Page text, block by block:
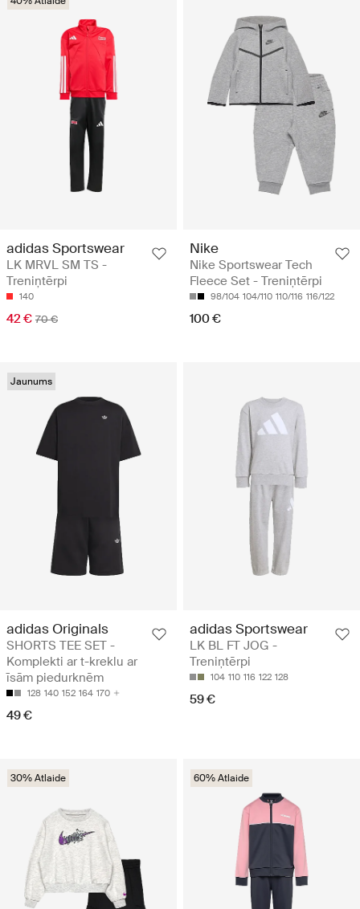
adidas Sportswear
LK MRVL SM TS -
Treniņtērpi
140
42 € 70 €
Nike
Nike Sportswear Tech
Fleece Set - Treniņtērpi
98/104 104/110 110/116 116/122
100 €
Jaunums
adidas Originals
SHORTS TEE SET -
Komplekti ar t-kreklu ar
īsām piedurknēm
128 140 152 164 170
49 €
adidas Sportswear
LK BL FT JOG -
Treniņtērpi
104 110 116 122 128
59 €
30% Atlaide 60% Atlaide